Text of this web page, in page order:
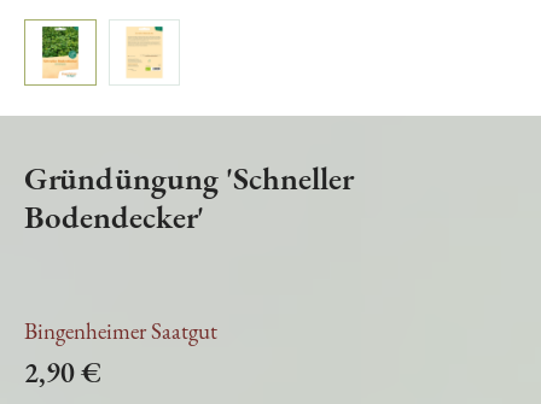
Gründüngung 'Schneller
Bodendecker'
Bingenheimer Saatgut
2,90 €